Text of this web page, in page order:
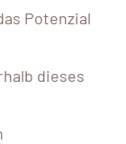
Potenzial
dieses